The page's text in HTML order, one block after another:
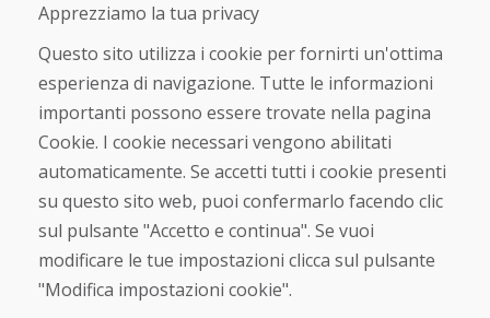
Acquistare
Negozio online
Termini e condizioni commerciali
Spedizione e pagamento
Reso e cambio merce
Protezione dei dati personali
Cookies
Verificato dai clienti
Apprezziamo la tua privacy
Questo sito utilizza i cookie per fornirti un'ottima
esperienza di navigazione. Tutte le informazioni
importanti possono essere trovate nella pagina
Cookie. I cookie necessari vengono abilitati
automaticamente. Se accetti tutti i cookie presenti
su questo sito web, puoi confermarlo facendo clic
sul pulsante "Accetto e continua". Se vuoi
modificare le tue impostazioni clicca sul pulsante
"Modifica impostazioni cookie".